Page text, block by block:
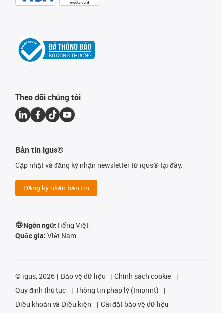
Theo dõi chúng tôi
Bản tin igus®
Cập nhật và đăng ký nhận newsletter từ igus® tại đây.
Đăng ký nhận bản tin
Ngôn ngữ:Tiếng Việt
Quốc gia: Việt Nam
© igus, 2026 Bảo vệ dữ liệu
Chính sách cookie
Quy định thủ tục
Thông tin pháp lý (Imprint)
Điều khoản và Điều kiện
Cài đặt bảo vệ dữ liệu